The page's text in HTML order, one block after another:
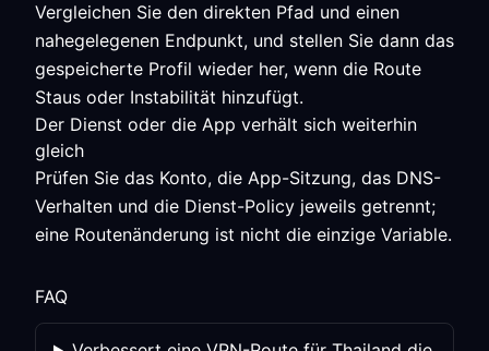
Vergleichen Sie den direkten Pfad und einen
nahegelegenen Endpunkt, und stellen Sie dann das
gespeicherte Profil wieder her, wenn die Route
Staus oder Instabilität hinzufügt.
Der Dienst oder die App verhält sich weiterhin
gleich
Prüfen Sie das Konto, die App-Sitzung, das DNS-
Verhalten und die Dienst-Policy jeweils getrennt;
eine Routenänderung ist nicht die einzige Variable.
FAQ